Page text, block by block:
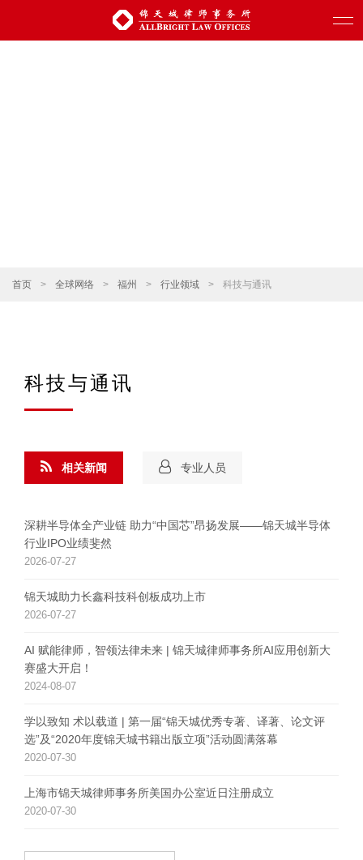
首页 > 全球网络 > 福州 > 行业领域 > 科技与通讯
科技与通讯
相关新闻
深耕半导体全产业链 助力“中国芯”昂扬发展——锦天城半导体
行业IPO业绩斐然
2026-07-27
锦天城助力长鑫科技科创板成功上市
2026-07-27
AI 赋能律师，智领法律未来 | 锦天城律师事务所AI应用创新大
赛盛大开启！
2024-08-07
学以致知 术以载道 | 第一届“锦天城优秀专著、译著、论文评
选”及“2020年度锦天城书籍出版立项”活动圆满落幕
2020-07-30
上海市锦天城律师事务所美国办公室近日注册成立
2020-07-30
专业人员